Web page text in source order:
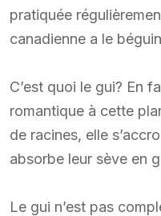
pratiquée
canadienne a le
C’est quoi le gui? En
romantique à cette
de racines, elle
absorbe leur sève en
Le gui n’est pas